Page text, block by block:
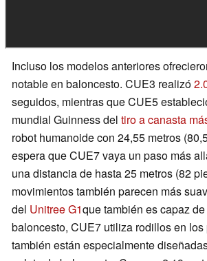
Incluso los modelos anteriores
notable en baloncesto. CUE3 realizó
seguidos, mientras que CUE5
mundial Guinness del tiro a canasta
robot humanoide con 24,55 metros
espera que CUE7 vaya un paso más
una distancia de hasta 25 metros (82
movimientos también parecen más
del Unitree G1que también es capaz
baloncesto, CUE7 utiliza rodillos en
también están especialmente